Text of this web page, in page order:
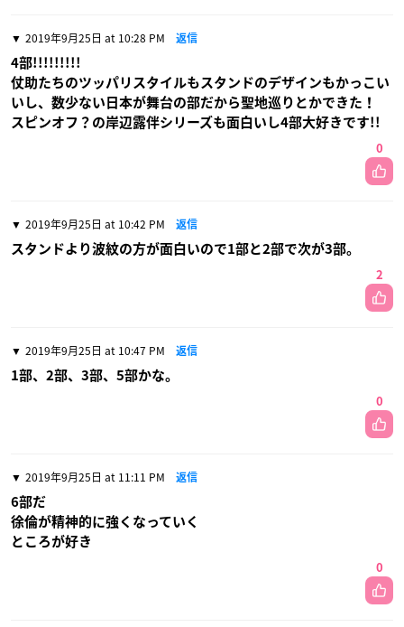
2019年9月25日 at 10:28 PM 返信
4部!!!!!!!!!
仗助たちのツッパリスタイルもスタンドのデザインもかっこい
いし、数少ない日本が舞台の部だから聖地巡りとかできた！
スピンオフ？の岸辺露伴シリーズも面白いし4部大好きです!!
0
2019年9月25日 at 10:42 PM 返信
スタンドより波紋の方が面白いので1部と2部で次が3部。
2
2019年9月25日 at 10:47 PM 返信
1部、2部、3部、5部かな。
0
2019年9月25日 at 11:11 PM 返信
6部だ
徐倫が精神的に強くなっていく
ところが好き
0